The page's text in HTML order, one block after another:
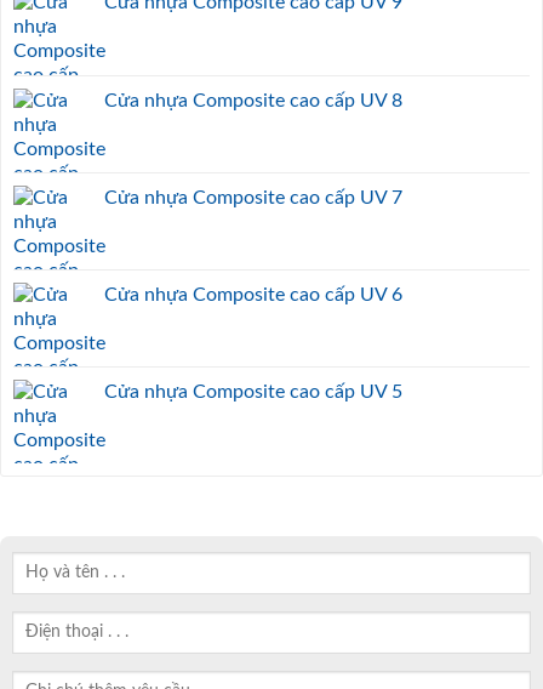
Cửa nhựa Composite cao cấp UV 8
Cửa nhựa Composite cao cấp UV 7
Cửa nhựa Composite cao cấp UV 6
Cửa nhựa Composite cao cấp UV 5